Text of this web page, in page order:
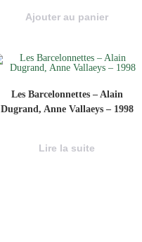
Ajouter au panier
Les Barcelonnettes – Alain
Dugrand, Anne Vallaeys – 1998
Lire la suite